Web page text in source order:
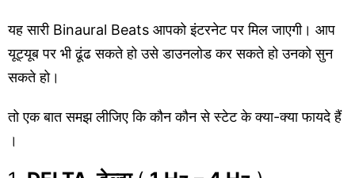
यह सारी Binaural Beats आपको इंटरनेट पर मिल जाएगी। आप
यूट्यूब पर भी ढूंढ सकते हो उसे डाउनलोड कर सकते हो उनको सुन
सकते हो।
तो एक बात समझ लीजिए कि कौन कौन से स्टेट के क्या-क्या फायदे हैं
।